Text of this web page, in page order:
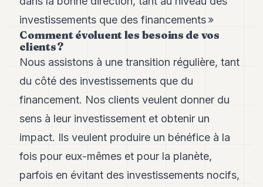
IMMOBILIER
PRIVATE
EQUITY
JURIDIQUE
ENTREPRISES
ASSOCIATIONS
investissements que des financements »
Comment évoluent les besoins de vos
clients ?
Nous assistons à une transition régulière, tant
du côté des investissements que du
financement. Nos clients veulent donner du
sens à leur investissement et obtenir un
impact. Ils veulent produire un bénéfice à la
fois pour eux-mêmes et pour la planète,
parfois en évitant des investissements nocifs,